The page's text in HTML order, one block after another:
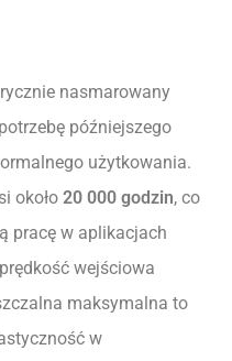
nasmarowany
późniejszego
użytkowania.
około 20 000 godzin, co
pracę w aplikacjach
wejściowa
maksymalna to
w